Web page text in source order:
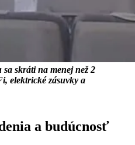
skráti na menej než 2
elektrické zásuvky a
a budúcnosť